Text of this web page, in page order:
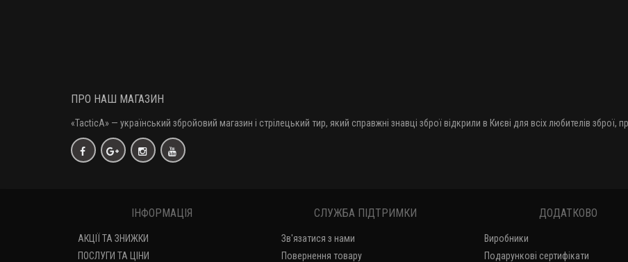
ПРО НАШ МАГАЗИН
«TacticA» — український збройовий магазин і стрілецький тир, який справжні знавці зброї відкрили в Києві для всіх любителів зброї,
ІНФОРМАЦІЯ
АКЦІЇ ТА ЗНИЖКИ
ПОСЛУГИ ТА ЦІНИ
СЛУЖБА ПІДТРИМКИ
Зв'язатися з нами
Повернення товару
ДОДАТКОВО
Виробники
Подарункові сертифікати